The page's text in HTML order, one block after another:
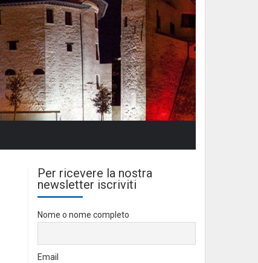
Per ricevere la nostra
newsletter iscriviti
Nome o nome completo
Email